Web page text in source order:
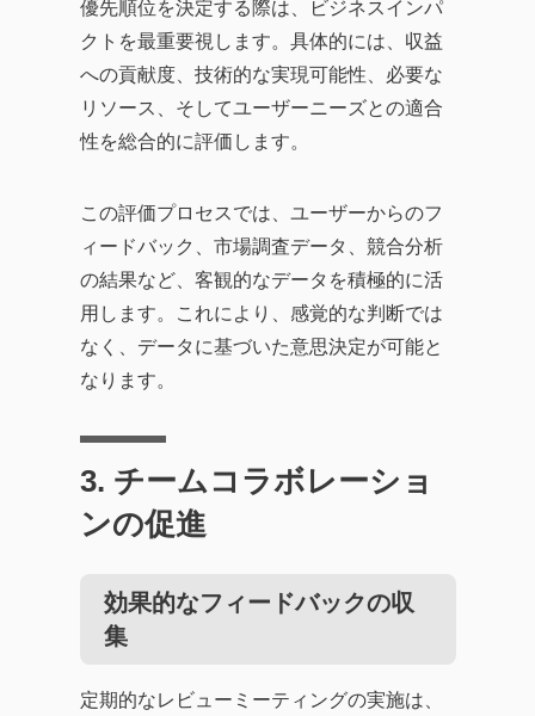
優先順位を決定する際は、ビジネスインパ
クトを最重要視します。具体的には、収益
への貢献度、技術的な実現可能性、必要な
リソース、そしてユーザーニーズとの適合
性を総合的に評価します。
この評価プロセスでは、ユーザーからのフ
ィードバック、市場調査データ、競合分析
の結果など、客観的なデータを積極的に活
用します。これにより、感覚的な判断では
なく、データに基づいた意思決定が可能と
なります。
3. チームコラボレーショ
ンの促進
効果的なフィードバックの収
集
定期的なレビューミーティングの実施は、